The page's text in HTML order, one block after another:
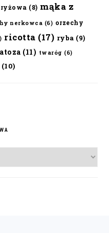
(8) mąka z
nerkowca (6) orzechy
ricotta (17) ryba (9)
(11) twaróg (6)
(10)